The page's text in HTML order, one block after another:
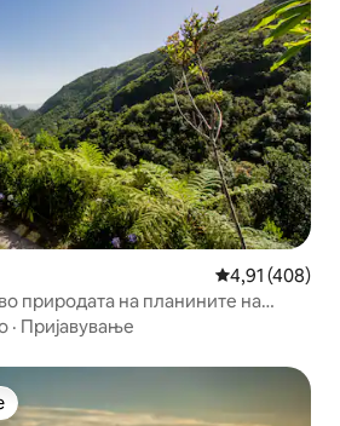
Просечна
4,91 (408)
природата на планините на
· Пријавување